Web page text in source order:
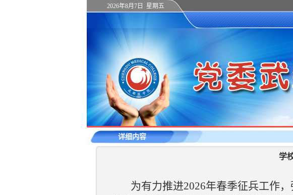
2026年8月7日 星期五
详细内容
学
为有力推进2026年春季征兵工作